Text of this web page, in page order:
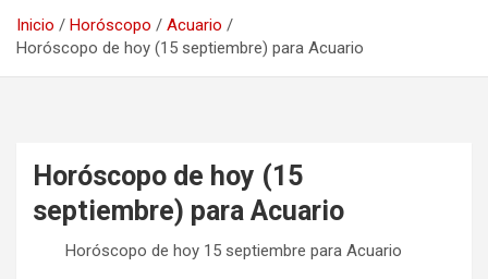
Inicio Horóscopo
Acuario
Horóscopo de hoy (15 septiembre) para Acuario
Horóscopo de hoy (15
septiembre) para Acuario
Horóscopo de hoy 15 septiembre para Acuario